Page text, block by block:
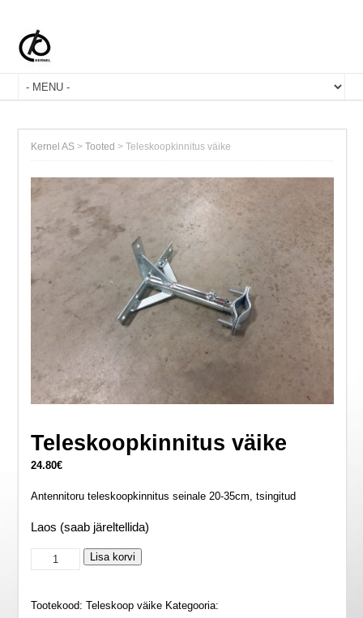
Kernel AS >Tooted >Teleskoopkinnitus väike
Teleskoopkinnitus väike
24.80€
Antennitoru teleskoopkinnitus seinale 20-35cm, tsingitud
Laos (saab järeltellida)
Teleskoopkinnitus
Lisa korvi
Tootekood:Teleskoop väike Kategooria: